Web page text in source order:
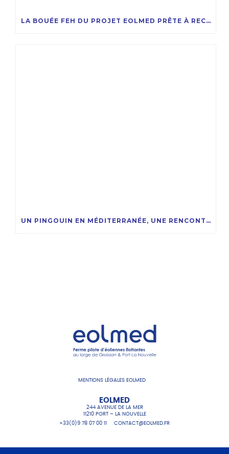
LA BOUÉE FEH DU PROJET EOLMED PRÊTE À RECEVOIR LA COMPAGNIE DES ÉOLIENNES FLOTTANTES
UN PINGOUIN EN MÉDITERRANÉE, UNE RENCONTRE RARE ET FASCINANTE !
MENTIONS LÉGALES EOLMED
EOLMED
244 AVENUE DE LA MER
11210 PORT – LA NOUVELLE
+33(0)9 78 07 00 11
CONTACT@EOLMED.FR